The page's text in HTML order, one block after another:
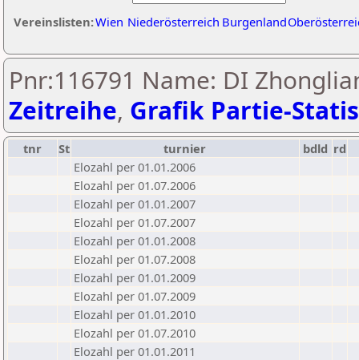
Vereinslisten:Wien Niederösterreich Burgenland
Pnr:116791 Name: DI
Zeitreihe, Grafik Partie-
tnr St turnier bdld rd
Elozahl per 01.01.2006
Elozahl per 01.07.2006
Elozahl per 01.01.2007
Elozahl per 01.07.2007
Elozahl per 01.01.2008
Elozahl per 01.07.2008
Elozahl per 01.01.2009
Elozahl per 01.07.2009
Elozahl per 01.01.2010
Elozahl per 01.07.2010
Elozahl per 01.01.2011